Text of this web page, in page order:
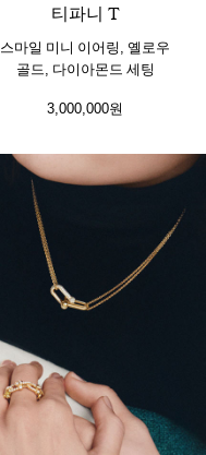
티파니 T
스마일 미니 이어링, 옐로우
골드, 다이아몬드 세팅
3,000,000원